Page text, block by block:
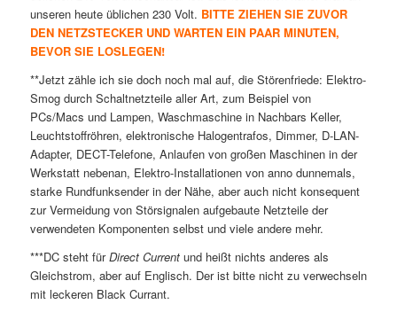
unseren heute üblichen 230 Volt. BITTE ZIEHEN SIE ZUVOR
DEN NETZSTECKER UND WARTEN EIN PAAR MINUTEN,
BEVOR SIE LOSLEGEN!
**Jetzt zähle ich sie doch noch mal auf, die Störenfriede: Elektro-
Smog durch Schaltnetzteile aller Art, zum Beispiel von
PCs/Macs und Lampen, Waschmaschine in Nachbars Keller,
Leuchtstoffröhren, elektronische Halogentrafos, Dimmer, D-LAN-
Adapter, DECT-Telefone, Anlaufen von großen Maschinen in der
Werkstatt nebenan, Elektro-Installationen von anno dunnemals,
starke Rundfunksender in der Nähe, aber auch nicht konsequent
zur Vermeidung von Störsignalen aufgebaute Netzteile der
verwendeten Komponenten selbst und viele andere mehr.
***DC steht fürDirect Currentund heißt nichts anderes als
Gleichstrom, aber auf Englisch. Der ist bitte nicht zu verwechseln
mit leckeren Black Currant.